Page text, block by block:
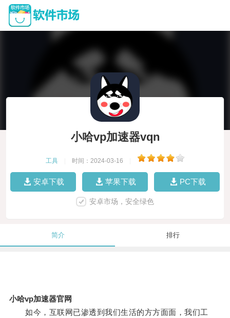
小哈vp加速器vqn
工具 时间：2024-03-16
安卓下载 苹果下载 PC下载
安卓市场，安全绿色
简介 排行
小哈vp加速器官网
如今，互联网已渗透到我们生活的方方面面，我们工